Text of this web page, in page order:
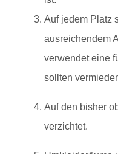
Auf jedem Platz
ausreichendem
verwendet eine
sollten
Auf den bisher
verzichtet.